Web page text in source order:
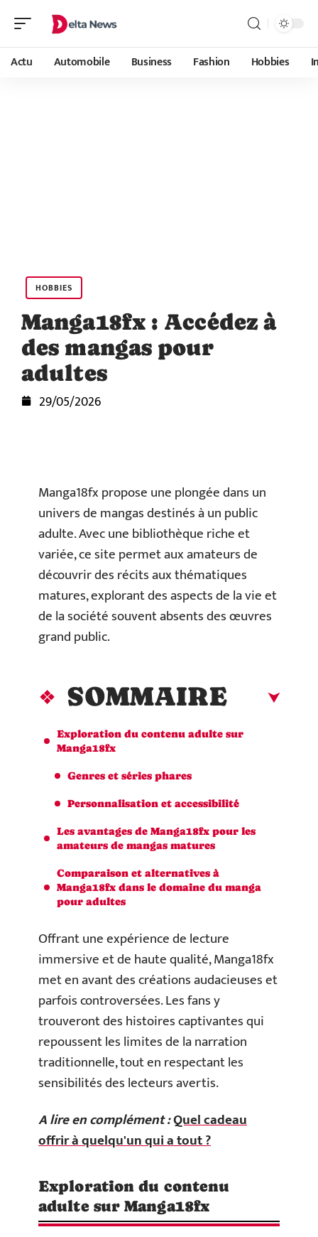
Actu Automobile Business Fashion Hobbies
HOBBIES
Manga18fx : Accédez à
des mangas pour
adultes
29/05/2026
Manga18fx propose une plongée dans un
univers de mangas destinés à un public
adulte. Avec une bibliothèque riche et
variée, ce site permet aux amateurs de
découvrir des récits aux thématiques
matures, explorant des aspects de la vie et
de la société souvent absents des œuvres
grand public.
SOMMAIRE
Exploration du contenu adulte sur
Manga18fx
Genres et séries phares
Personnalisation et accessibilité
Les avantages de Manga18fx pour les
amateurs de mangas matures
Comparaison et alternatives à
Manga18fx dans le domaine du manga
pour adultes
Offrant une expérience de lecture
immersive et de haute qualité, Manga18fx
met en avant des créations audacieuses et
parfois controversées. Les fans y
trouveront des histoires captivantes qui
repoussent les limites de la narration
traditionnelle, tout en respectant les
sensibilités des lecteurs avertis.
A lire en complément :Quel cadeau
offrir à quelqu'un qui a tout ?
Exploration du contenu
adulte sur Manga18fx